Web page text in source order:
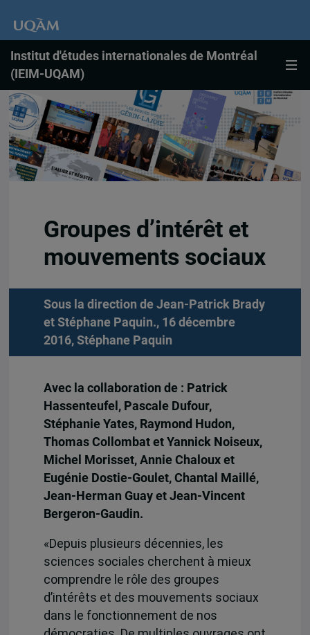
Institut d'études internationales de Montréal
(IEIM-UQAM)
Groupes d’intérêt et
mouvements sociaux
Sous la direction de Jean-Patrick Brady
et Stéphane Paquin., 16 décembre
2016, Stéphane Paquin
Avec la collaboration de : Patrick
Hassenteufel, Pascale Dufour,
Stéphanie Yates, Raymond Hudon,
Thomas Collombat et Yannick Noiseux,
Michel Morisset, Annie Chaloux et
Eugénie Dostie-Goulet, Chantal Maillé,
Jean-Herman Guay et Jean-Vincent
Bergeron-Gaudin.
«Depuis plusieurs décennies, les
sciences sociales cherchent à mieux
comprendre le rôle des groupes
d’intérêts et des mouvements sociaux
dans le fonctionnement de nos